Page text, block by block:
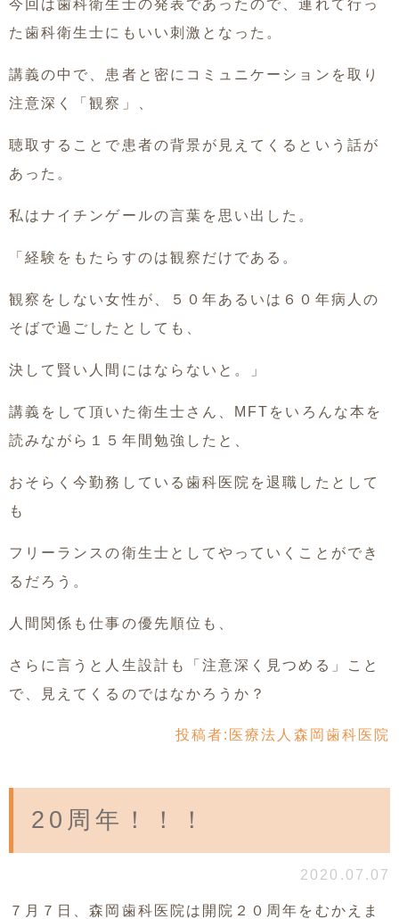
今回は歯科衛生士の発表であったので、連れて行っ
た歯科衛生士にもいい刺激となった。
講義の中で、患者と密にコミュニケーションを取り
注意深く「観察」、
聴取することで患者の背景が見えてくるという話が
あった。
私はナイチンゲールの言葉を思い出した。
「経験をもたらすのは観察だけである。
観察をしない女性が、５０年あるいは６０年病人の
そばで過ごしたとしても、
決して賢い人間にはならないと。」
講義をして頂いた衛生士さん、MFTをいろんな本を
読みながら１５年間勉強したと、
おそらく今勤務している歯科医院を退職したとして
も
フリーランスの衛生士としてやっていくことができ
るだろう。
人間関係も仕事の優先順位も、
さらに言うと人生設計も「注意深く見つめる」こと
で、見えてくるのではなかろうか？
投稿者: 医療法人森岡歯科医院
20周年！！！
2020.07.07
７月７日、森岡歯科医院は開院２０周年をむかえま